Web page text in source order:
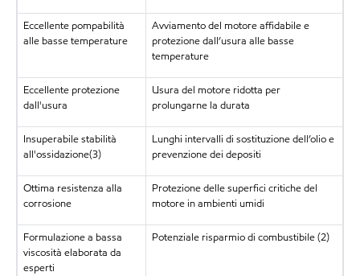
Eccellente pompabilità
alle basse temperature
Avviamento del motore affidabile e
protezione dall’usura alle basse
temperature
Eccellente protezione
dall'usura
Usura del motore ridotta per
prolungarne la durata
Insuperabile stabilità
all'ossidazione(3)
Lunghi intervalli di sostituzione dell’olio e
prevenzione dei depositi
Ottima resistenza alla
corrosione
Protezione delle superfici critiche del
motore in ambienti umidi
Formulazione a bassa
viscosità elaborata da
esperti
Potenziale risparmio di combustibile (2)